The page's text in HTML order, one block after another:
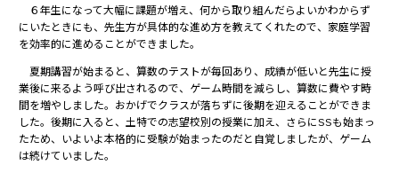
６年生になって大幅に課題が増え、何から取り組んだらよいかわからず
にいたときにも、先生方が具体的な進め方を教えてくれたので、家庭学習
を効率的に進めることができました。
夏期講習が始まると、算数のテストが毎回あり、成績が低いと先生に授
業後に来るよう呼び出されるので、ゲーム時間を減らし、算数に費やす時
間を増やしました。おかげでクラスが落ちずに後期を迎えることができま
した。後期に入ると、土特での志望校別の授業に加え、さらにSSも始まっ
たため、いよいよ本格的に受験が始まったのだと自覚しましたが、ゲーム
は続けていました。